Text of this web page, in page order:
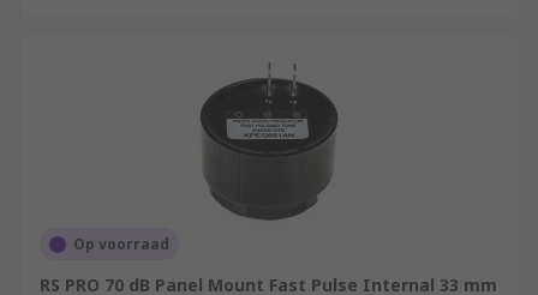
Op voorraad
RS PRO 70 dB Panel Mount Fast Pulse Internal 33 mm